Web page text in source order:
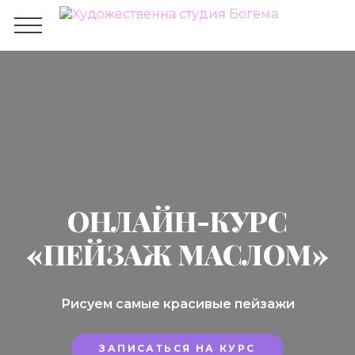
ОНЛАЙН-КУРС
«ПЕЙЗАЖ МАСЛОМ»
Рисуем самые красивые пейзажи
ЗАПИСАТЬСЯ НА КУРС